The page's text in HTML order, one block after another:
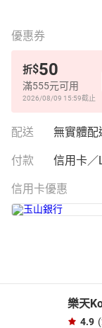
優惠券
折$50
滿555元可用
2026/08/09 15:59截止
配送 無實體配
付款 信用卡／
信用卡優惠
樂天
4.9